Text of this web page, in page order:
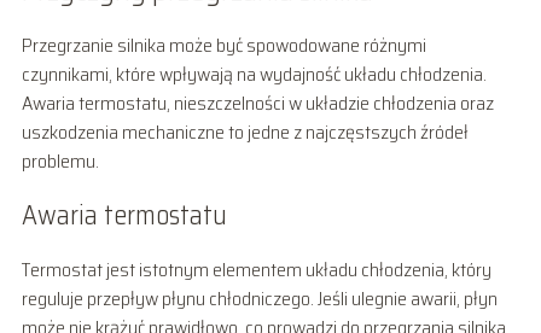
Przegrzanie silnika może być spowodowane różnymi
czynnikami, które wpływają na wydajność układu chłodzenia.
Awaria termostatu, nieszczelności w układzie chłodzenia oraz
uszkodzenia mechaniczne to jedne z najczęstszych źródeł
problemu.
Awaria termostatu
Termostat jest istotnym elementem układu chłodzenia, który
reguluje przepływ płynu chłodniczego. Jeśli ulegnie awarii, płyn